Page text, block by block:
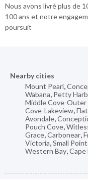
Nous avons livré plus de
100 ans et notre
poursuit
Nearby cities
Mount Pearl,
Wabana, Petty
Middle Cove-Outer
Cove-Lakeview,
Avondale,
Pouch Cove,
Grace,Carbonear,
Victoria,Small
Western Bay,Cape